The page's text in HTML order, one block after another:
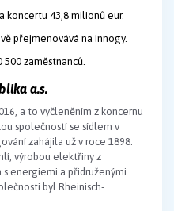
koncertu 43,8 milionů eur.
přejmenovává na Innogy.
zaměstnanců.
a.s.
a to vyčleněním z koncernu
společností se sídlem v
zahájila už v roce 1898.
výrobou elektřiny z
s energiemi a přidruženými
byl Rheinisch-